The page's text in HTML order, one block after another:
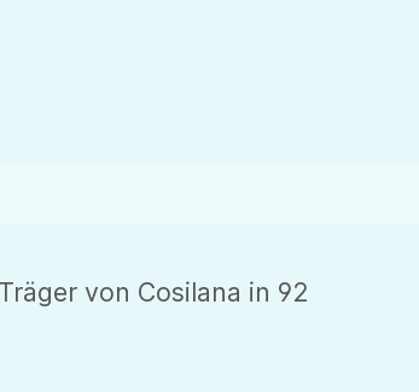
von Cosilana in 92